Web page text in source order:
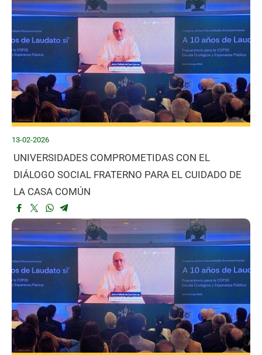
13-02-2026
UNIVERSIDADES COMPROMETIDAS CON EL
DIÁLOGO SOCIAL FRATERNO PARA EL CUIDADO DE
LA CASA COMÚN